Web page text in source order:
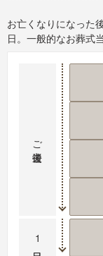
お亡くなりになった
日。一般的なお葬式
ご逝去後
1日目